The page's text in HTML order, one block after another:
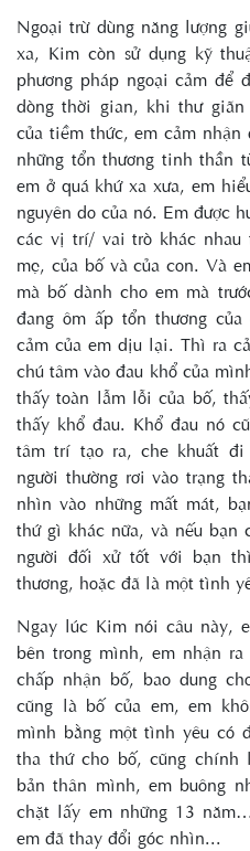
Ngoại trừ dùng năng lượng
xa, Kim còn sử dụng kỹ
phương pháp ngoại cảm để
dòng thời gian, khi thư
của tiềm thức, em cảm nhận
những tổn thương tinh thần
em ở quá khứ xa xưa, em
nguyên do của nó. Em được
các vị trí/ vai trò khác nhau
mẹ, của bố và của con. Và
mà bố dành cho em mà
đang ôm ấp tổn thương
cảm của em dịu lại. Thì ra
chú tâm vào đau khổ của
thấy toàn lẫm lỗi của bố,
thấy khổ đau. Khổ đau nó
tâm trí tạo ra, che khuất đi
người thường rơi vào trạng
nhìn vào những mất mát,
thứ gì khác nữa, và nếu bạn
người đối xử tốt với bạn
thương, hoặc đã là một tình
Ngay lúc Kim nói câu này,
bên trong mình, em nhận
chấp nhận bố, bao dung
cũng là bố của em, em
mình bằng một tình yêu có
tha thứ cho bố, cũng
bản thân mình, em buông
chặt lấy em những 13
em đã thay đổi góc nhìn...